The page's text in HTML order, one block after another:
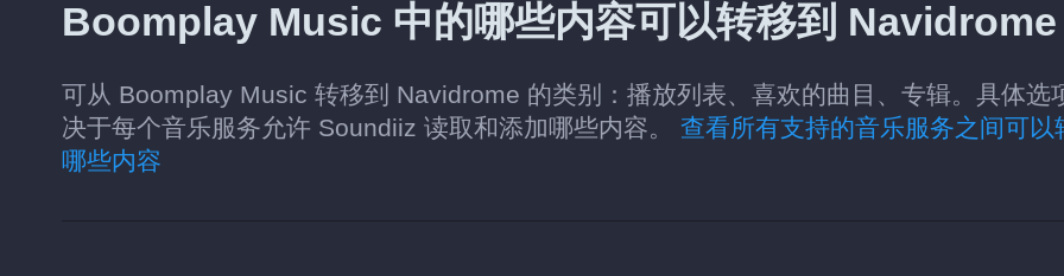
Boomplay Music 中的哪些内容可以转移到
可从 Boomplay Music 转移到 Navidrome 的类别：播放列表、喜欢的曲目、专辑。具体选
决于每个音乐服务允许 Soundiiz 读取和添加哪些内容。 查看所有支持的音乐服务之间可以
哪些内容